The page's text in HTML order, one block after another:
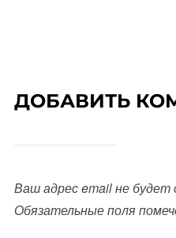
ДОБАВИТЬ
Ваш адрес email не будет
Обязательные поля